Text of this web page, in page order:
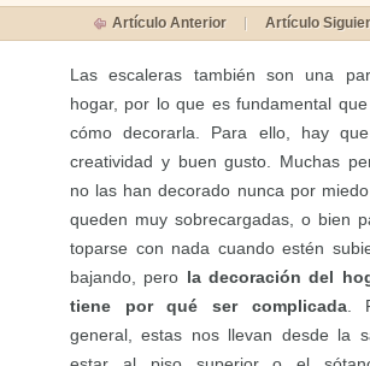
Artículo Anterior Artículo
Las escaleras también son una
hogar, por lo que es fundamental
cómo decorarla. Para ello, hay
creatividad y buen gusto. Muchas
no las han decorado nunca por
queden muy sobrecargadas, o bien
toparse con nada cuando estén
bajando, pero la decoración del
tiene por qué ser complicada.
general, estas nos llevan desde la